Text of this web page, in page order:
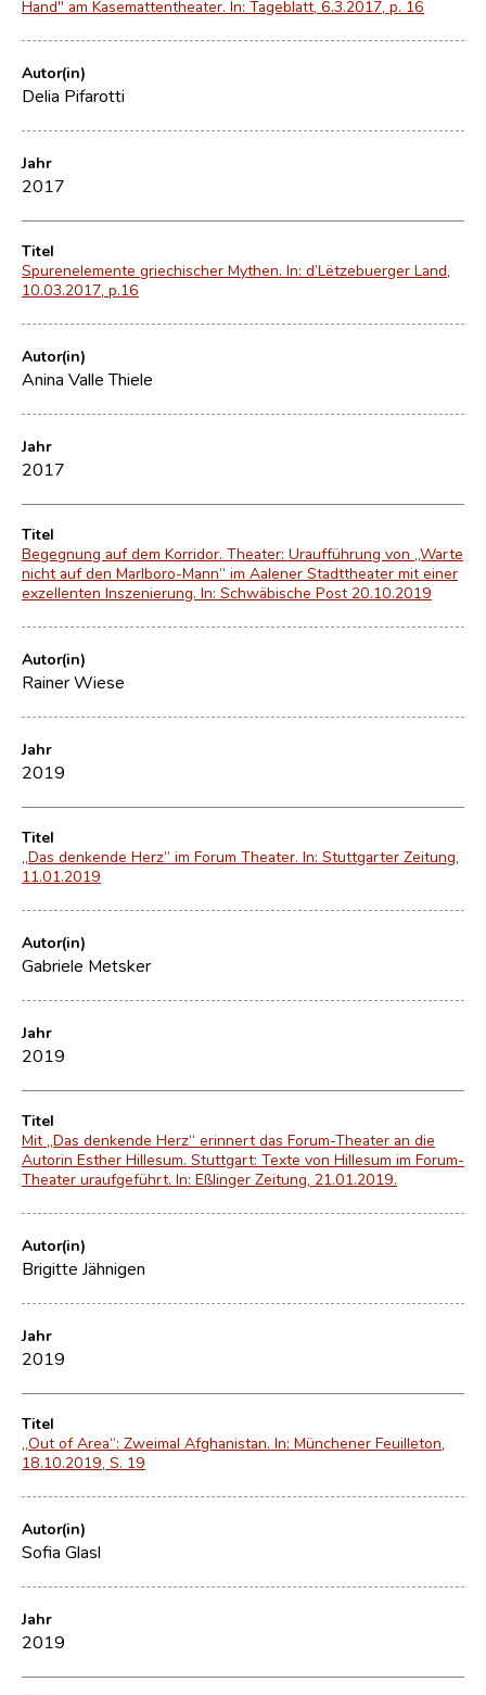
Hand" am Kasemattentheater. In: Tageblatt, 6.3.2017, p. 16
Autor(in)
Delia Pifarotti
Jahr
2017
Titel
Spurenelemente griechischer Mythen. In: d’Lëtzebuerger Land,
10.03.2017, p.16
Autor(in)
Anina Valle Thiele
Jahr
2017
Titel
Begegnung auf dem Korridor. Theater: Uraufführung von „Warte
nicht auf den Marlboro-Mann“ im Aalener Stadttheater mit einer
exzellenten Inszenierung. In: Schwäbische Post 20.10.2019
Autor(in)
Rainer Wiese
Jahr
2019
Titel
„Das denkende Herz“ im Forum Theater. In: Stuttgarter Zeitung,
11.01.2019
Autor(in)
Gabriele Metsker
Jahr
2019
Titel
Mit „Das denkende Herz“ erinnert das Forum-Theater an die
Autorin Esther Hillesum. Stuttgart: Texte von Hillesum im Forum-
Theater uraufgeführt. In: Eßlinger Zeitung, 21.01.2019.
Autor(in)
Brigitte Jähnigen
Jahr
2019
Titel
„Out of Area“: Zweimal Afghanistan. In: Münchener Feuilleton,
18.10.2019, S. 19
Autor(in)
Sofia Glasl
Jahr
2019